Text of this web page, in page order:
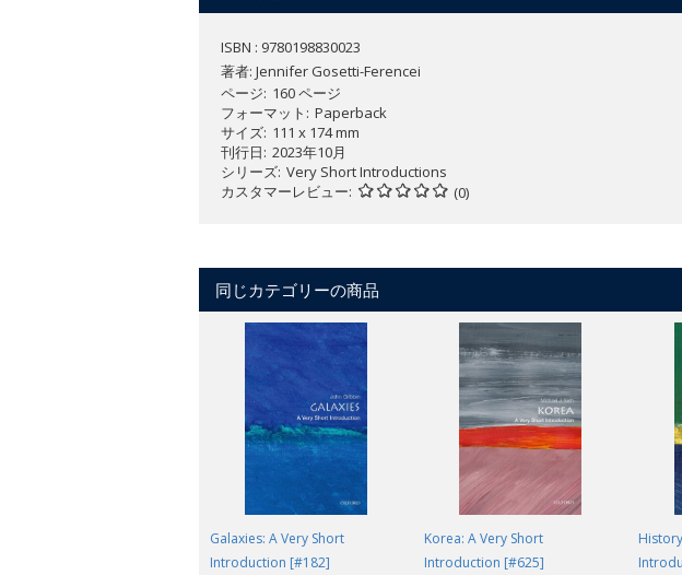
Imagination: A Very Short Introduction explores imagination as a
imagination plays multiple roles in human cognition and shapes
perspectives on imagination, the author shows how this facility,
sense of it, making possible our experience of a meaningful world.
Long regarded by philosophers as an elusive and mysterious
contemporary explanations of its role in cognition to explain its
discovery, and invention.
Engaging examples from cave paintings to modern painting,
worlds, the Nazca geoglyphs to dramatic theatre, poetry, and
imagination and the stakes of its involvement in human thinking.
ISBN : 9780198830023
著者: Jennifer Gosetti-Ferencei
ページ 160 ページ
フォーマット
Paperback
サイズ 111 x 174 mm
刊行日 2023年10月
シリーズ Very Short Introductions
カスタマーレビュー
(0)
同じカテゴリーの商品
Galaxies: A Very Short
Introduction [#182]
Korea: A Very Short
Introduction [#625]